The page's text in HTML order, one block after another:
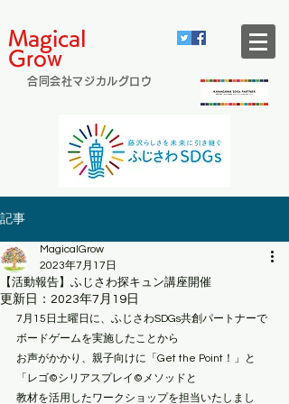
Magical
Grow
合同会社マジカルグロウ
記事
【活動報告】ふじさわ探キュン講座開催
MagicalGrow
2023年7月17日
更新日： 2023年7月19日
7月15日土曜日に、ふじさわSDGs共創パートナーで
ボードゲームを実施したことから
お声がかかり、親子向けに「Get the Point！」と
「レゴ©️シリアスプレイ©️メソッドと
教材を活用したワークショップを担当いたしまし